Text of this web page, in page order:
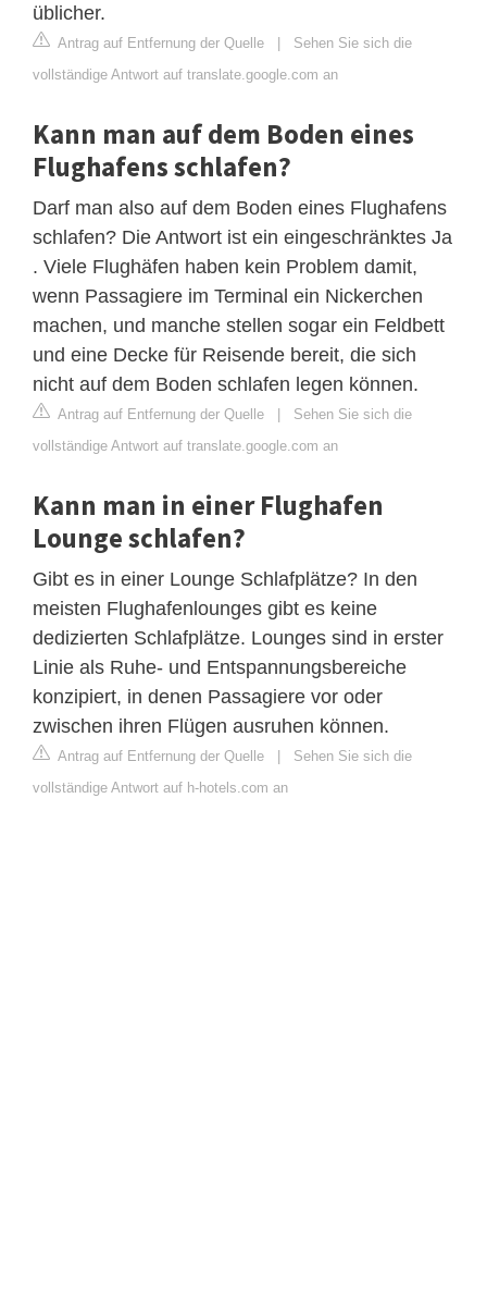
üblicher.
Antrag auf Entfernung der Quelle | Sehen Sie sich die
vollständige Antwort auf translate.google.com an
Kann man auf dem Boden eines
Flughafens schlafen?
Darf man also auf dem Boden eines Flughafens
schlafen? Die Antwort ist ein eingeschränktes Ja
. Viele Flughäfen haben kein Problem damit,
wenn Passagiere im Terminal ein Nickerchen
machen, und manche stellen sogar ein Feldbett
und eine Decke für Reisende bereit, die sich
nicht auf dem Boden schlafen legen können.
Antrag auf Entfernung der Quelle | Sehen Sie sich die
vollständige Antwort auf translate.google.com an
Kann man in einer Flughafen
Lounge schlafen?
Gibt es in einer Lounge Schlafplätze? In den
meisten Flughafenlounges gibt es keine
dedizierten Schlafplätze. Lounges sind in erster
Linie als Ruhe- und Entspannungsbereiche
konzipiert, in denen Passagiere vor oder
zwischen ihren Flügen ausruhen können.
Antrag auf Entfernung der Quelle | Sehen Sie sich die
vollständige Antwort auf h-hotels.com an